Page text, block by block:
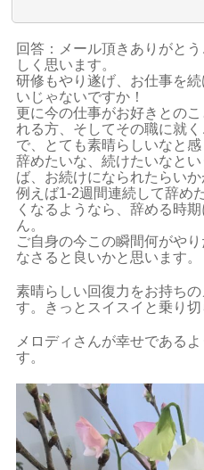
回答：メール頂きありがと
しく思います。
研修もやり遂げ、お仕事を
いじゃないですか！
更に今の仕事がお好きとの
れる方、そしてその職に就
で、とても素晴らしいなと感
辞めたいな、続けたいなと
ば、お続けになられたらいか
例えば1-2週間連続して辞め
くなるようなら、辞める時
ん。
ご自身の今この瞬間何がや
なさると良いかと思います。
素晴らしい回復力をお持ち
す。きっとスイスイと乗り切
メロディさんが幸せである
す。